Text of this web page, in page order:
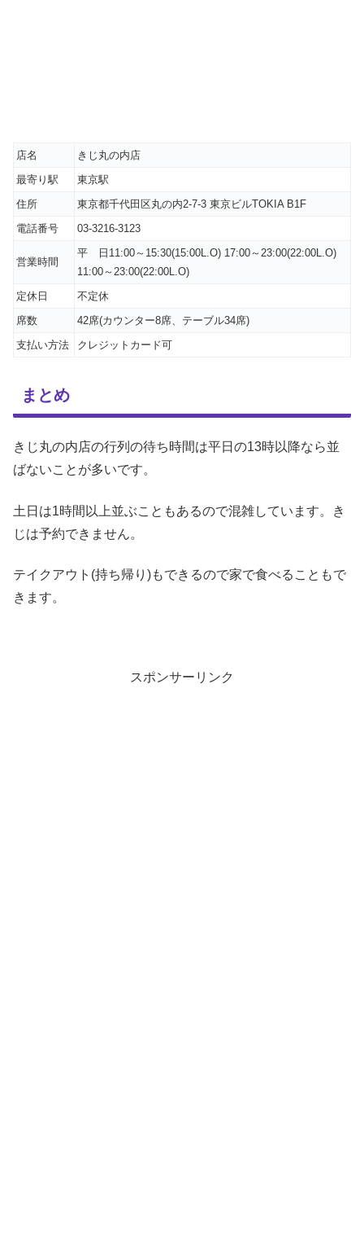
店名
きじ丸の内店
最寄り駅
東京駅
住所
東京都千代田区丸の内2-7-3 東京ビルTOKIA B1F
電話番号
03-3216-3123
営業時間
平 日11:00～15:30(15:00L.O) 17:00～23:00(22:00L.O)
11:00～23:00(22:00L.O)
定休日
不定休
席数
42席(カウンター8席、テーブル34席)
支払い方法
クレジットカード可
まとめ
きじ丸の内店の行列の待ち時間は平日の13時以降なら並
ばないことが多いです。
土日は1時間以上並ぶこともあるので混雑しています。き
じは予約できません。
テイクアウト(持ち帰り)もできるので家で食べることもで
きます。
スポンサーリンク